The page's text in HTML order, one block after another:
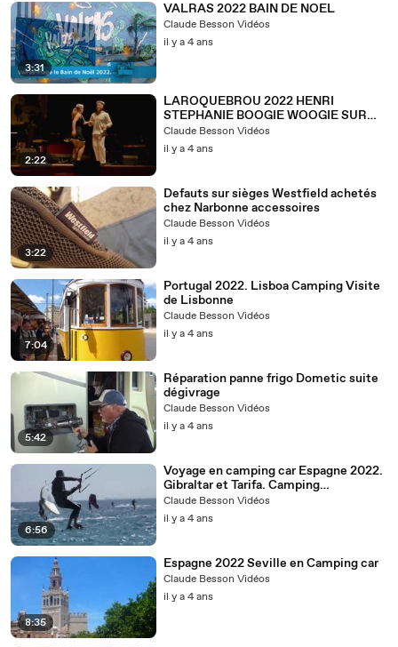
3:31
VALRAS 2022 BAIN DE NOEL
Claude Besson Vidéos
il y a 4 ans
2:22
LAROQUEBROU 2022 HENRI
STEPHANIE BOOGIE WOOGIE SUR
SCENE
Claude Besson Vidéos
il y a 4 ans
3:22
Defauts sur sièges Westfield achetés
chez Narbonne accessoires
Claude Besson Vidéos
il y a 4 ans
7:04
Portugal 2022. Lisboa Camping Visite
de Lisbonne
Claude Besson Vidéos
il y a 4 ans
5:42
Réparation panne frigo Dometic suite
dégivrage
Claude Besson Vidéos
il y a 4 ans
6:56
Voyage en camping car Espagne 2022.
Gibraltar et Tarifa. Camping
Valdevaqueros .
Claude Besson Vidéos
il y a 4 ans
8:35
Espagne 2022 Seville en Camping car
Claude Besson Vidéos
il y a 4 ans